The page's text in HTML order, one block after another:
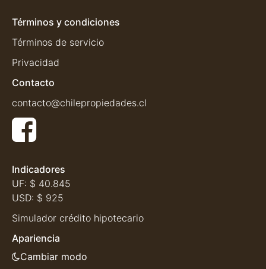
Términos y condiciones
Términos de servicio
Privacidad
Contacto
contacto@chilepropiedades.cl
Indicadores
UF: $ 40.845
USD: $ 925
Simulador crédito hipotecario
Apariencia
Cambiar modo